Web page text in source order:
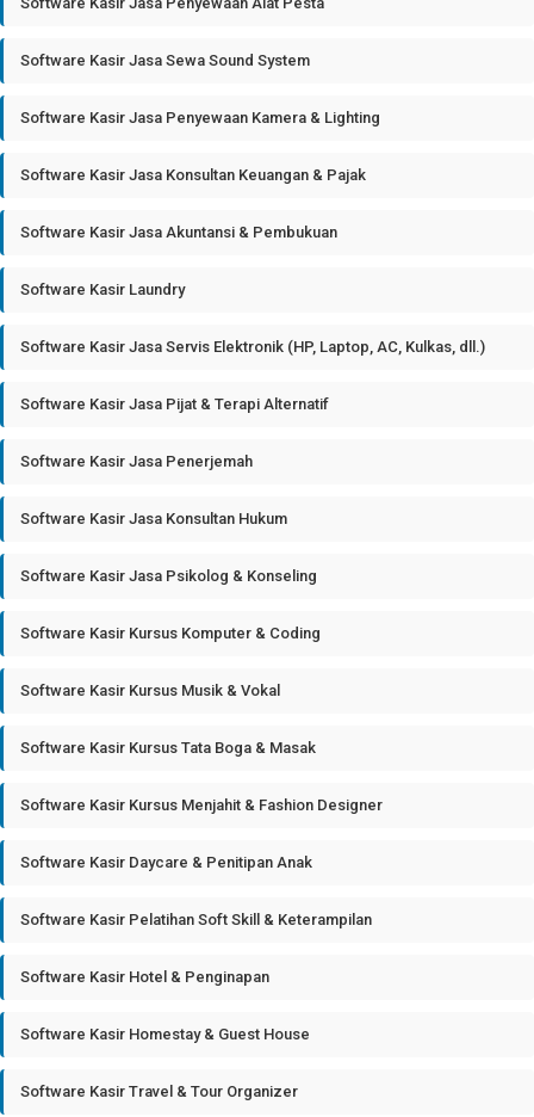
Software Kasir Jasa Sewa Sound System
Software Kasir Jasa Penyewaan Kamera & Lighting
Software Kasir Jasa Konsultan Keuangan & Pajak
Software Kasir Jasa Akuntansi & Pembukuan
Software Kasir Laundry
Software Kasir Jasa Servis Elektronik (HP, Laptop, AC, Kulkas, dll.)
Software Kasir Jasa Pijat & Terapi Alternatif
Software Kasir Jasa Penerjemah
Software Kasir Jasa Konsultan Hukum
Software Kasir Jasa Psikolog & Konseling
Software Kasir Kursus Komputer & Coding
Software Kasir Kursus Musik & Vokal
Software Kasir Kursus Tata Boga & Masak
Software Kasir Kursus Menjahit & Fashion Designer
Software Kasir Daycare & Penitipan Anak
Software Kasir Pelatihan Soft Skill & Keterampilan
Software Kasir Hotel & Penginapan
Software Kasir Homestay & Guest House
Software Kasir Travel & Tour Organizer